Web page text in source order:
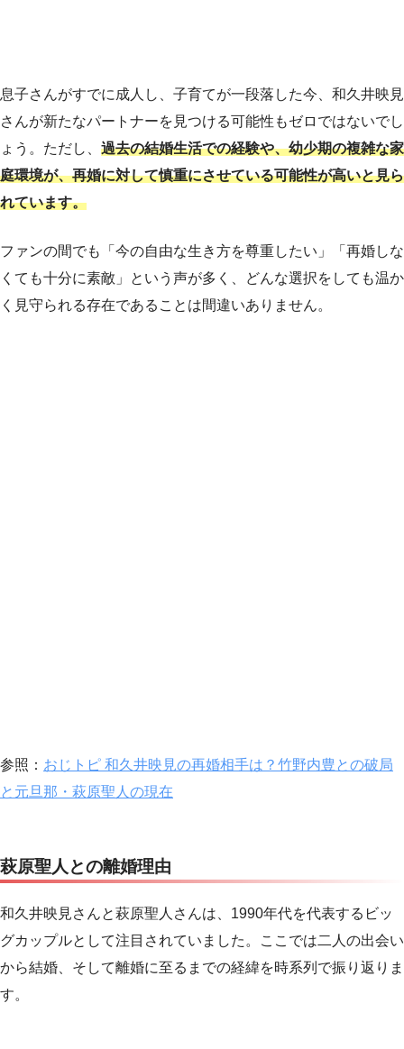
息子さんがすでに成人し、子育てが一段落した今、和久井映見
さんが新たなパートナーを見つける可能性もゼロではないでし
ょう。ただし、 過去の結婚生活での経験や、幼少期の複雑な家
庭環境が、再婚に対して慎重にさせている可能性が高いと見ら
れています。
ファンの間でも「今の自由な生き方を尊重したい」「再婚しな
くても十分に素敵」という声が多く、どんな選択をしても温か
く見守られる存在であることは間違いありません。
参照： おじトピ 和久井映見の再婚相手は？竹野内豊との破局
と元旦那・萩原聖人の現在
萩原聖人との離婚理由
和久井映見さんと萩原聖人さんは、1990年代を代表するビッ
グカップルとして注目されていました。ここでは二人の出会い
から結婚、そして離婚に至るまでの経緯を時系列で振り返りま
す。